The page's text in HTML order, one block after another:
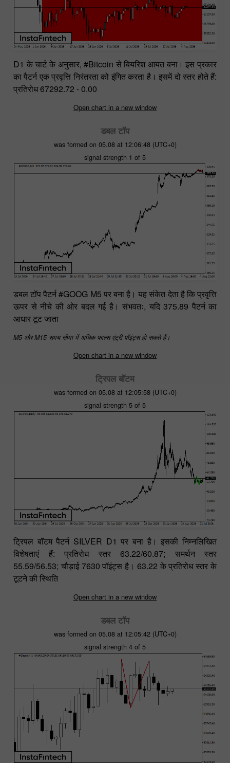
D1 के चार्ट के अनुसार, #Bitcoin से बियरिश आयत बना। इस प्रकार
का पैटर्न एक प्रवृत्ति निरंतरता को इंगित करता है। इसमें दो स्तर होते हैं:
प्रतिरोध 67292.72 - 0.00
Open chart in a new window
डबल टॉप
was formed on 05.08 at 12:06:48 (UTC+0)
signal strength 1 of 5
डबल टॉप पैटर्न #GOOG M5 पर बना है। यह संकेत देता है कि प्रवृत्ति
ऊपर से नीचे की ओर बदल गई है। संभवतः, यदि 375.89 पैटर्न का
आधार टूट जाता
M5 और M15 समय सीमा में अधिक फाल्स एंट्री पॉइंट्स हो सकते हैं।
Open chart in a new window
ट्रिपल बॉटम
was formed on 05.08 at 12:05:58 (UTC+0)
signal strength 5 of 5
ट्रिपल बॉटम पैटर्न SILVER D1 पर बना है। इसकी निम्नलिखित
विशेषताएं हैं: प्रतिरोध स्तर 63.22/60.87; समर्थन स्तर
55.59/56.53; चौड़ाई 7630 पॉइंट्स है। 63.22 के प्रतिरोध स्तर के
टूटने की स्थिति
Open chart in a new window
डबल टॉप
was formed on 05.08 at 12:05:42 (UTC+0)
signal strength 4 of 5